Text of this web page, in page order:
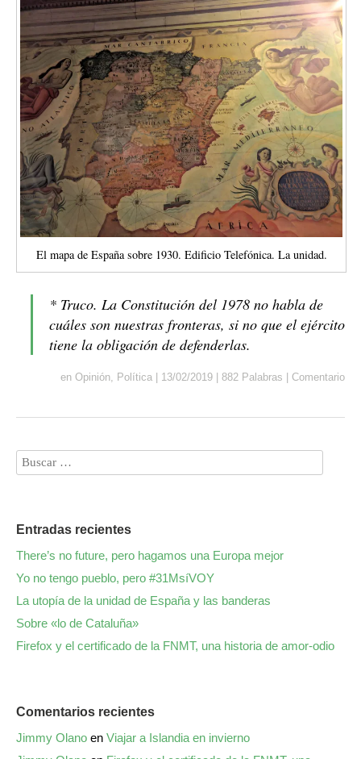
El mapa de España sobre 1930. Edificio Telefónica. La unidad.
* Truco. La Constitución del 1978 no habla de
cuáles son nuestras fronteras, si no que el ejército
tiene la obligación de defenderlas.
en Opinión, Política 13/02/2019 882 Palabras Comentario
Entradas recientes
There’s no future, pero hagamos una Europa mejor
Yo no tengo pueblo, pero #31MsíVOY
La utopía de la unidad de España y las banderas
Sobre «lo de Cataluña»
Firefox y el certificado de la FNMT, una historia de amor-odio
Comentarios recientes
Jimmy Olano en Viajar a Islandia en invierno